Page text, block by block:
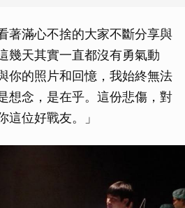
著滿心不捨的大家不斷分享與
幾天其實一直都沒有勇氣動
你的照片和回憶，我始終無法
想念，是在乎。這份悲傷，對
這位好戰友。」